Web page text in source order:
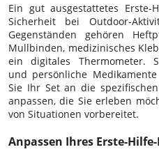
Ein gut ausgestattetes
Sicherheit bei Outdoor-
Gegenständen gehören
Mullbinden, medizinisches
ein digitales Thermometer.
und persönliche
Sie Ihr Set an die
anpassen, die Sie erleben
von Situationen vorbereitet.
Anpassen Ihres Erste-